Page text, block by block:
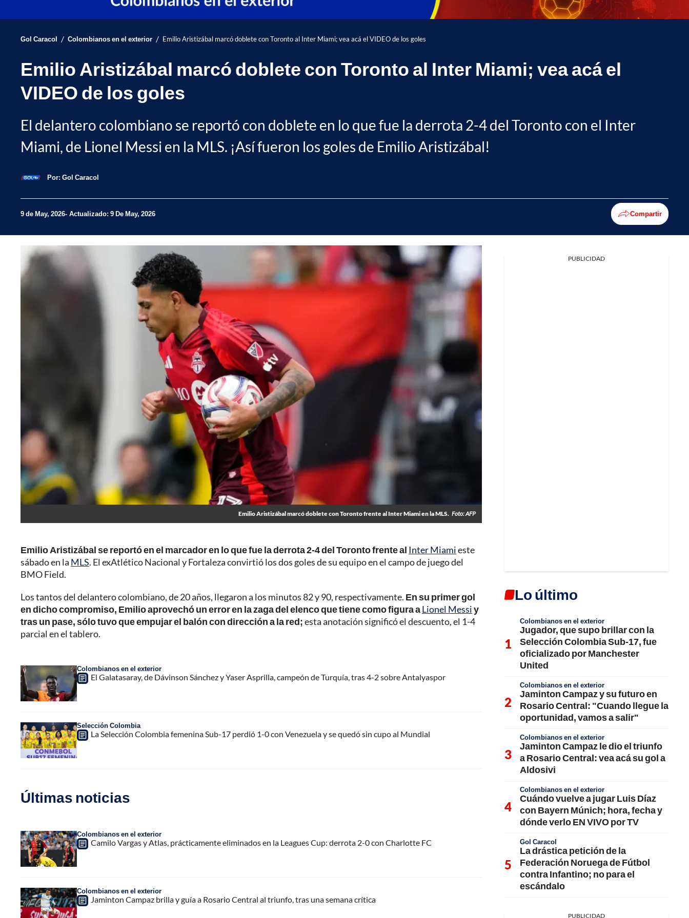
Gol Caracol / Colombianos en el exterior / Emilio Aristizábal marcó doblete con Toronto al Inter Miami; vea acá el VIDEO de los goles
Emilio Aristizábal marcó doblete con Toronto al Inter Miami; vea acá el
VIDEO de los goles
El delantero colombiano se reportó con doblete en lo que fue la derrota 2-4 del Toronto con el Inter
Miami, de Lionel Messi en la MLS. ¡Así fueron los goles de Emilio Aristizábal!
Por: Gol Caracol
9 de May, 2026 Actualizado: 9 De May, 2026 Compartir
Emilio Aristizábal marcó doblete con Toronto frente al Inter Miami en la MLS. Foto: AFP
Emilio Aristizábal se reportó en el marcador en lo que fue la derrota 2-4 del Toronto frente al Inter Miamieste
sábado en la MLS. El exAtlético Nacional y Fortaleza convirtió los dos goles de su equipo en el campo de juego del
BMO Field.
Los tantos del delantero colombiano, de 20 años, llegaron a los minutos 82 y 90, respectivamente. En su primer gol
en dicho compromiso, Emilio aprovechó un error en la zaga del elenco que tiene como figura aLionel Messiy
tras un pase, sólo tuvo que empujar el balón con dirección a la red;esta anotación significó el descuento, el 1-4
parcial en el tablero.
Colombianos en el exterior
El Galatasaray, de Dávinson Sánchez y Yaser Asprilla, campeón de Turquía, tras 4-2 sobre Antalyaspor
Selección Colombia
La Selección Colombia femenina Sub-17 perdió 1-0 con Venezuela y se quedó sin cupo al Mundial
Últimas noticias
Colombianos en el exterior
Camilo Vargas y Atlas, prácticamente eliminados en la Leagues Cup: derrota 2-0 con Charlotte FC
Colombianos en el exterior
Jaminton Campaz brilla y guía a Rosario Central al triunfo, tras una semana crítica
PUBLICIDAD
Lo último
Colombianos en el exterior
Jugador, que supo brillar con la
Selección Colombia Sub-17, fue
oficializado por Manchester
United
Colombianos en el exterior
Jaminton Campaz y su futuro en
Rosario Central: "Cuando llegue la
oportunidad, vamos a salir"
Colombianos en el exterior
Jaminton Campaz le dio el triunfo
a Rosario Central: vea acá su gol a
Aldosivi
Colombianos en el exterior
Cuándo vuelve a jugar Luis Díaz
con Bayern Múnich; hora, fecha y
dónde verlo EN VIVO por TV
Gol Caracol
La drástica petición de la
Federación Noruega de Fútbol
contra Infantino; no para el
escándalo
PUBLICIDAD